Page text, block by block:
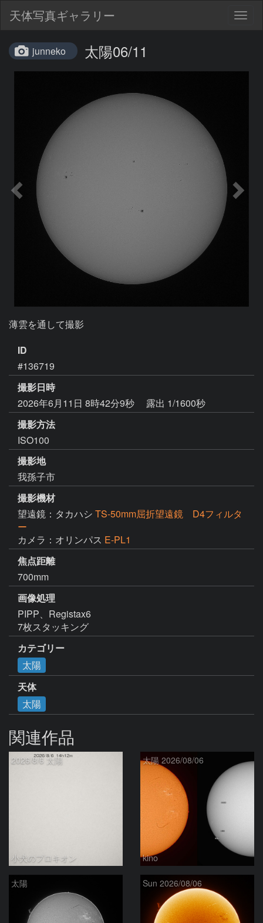
天体写真ギャラリー
junneko 太陽06/11
薄雲を通して撮影
ID
#136719
撮影日時
2026年6月11日 8時42分9秒
露出 1/1600秒
撮影方法
ISO100
撮影地
我孫子市
撮影機材
望遠鏡：タカハシ TS-50mm屈折望遠鏡 D4フィルタ
ー
カメラ：オリンパス E-PL1
焦点距離
700mm
画像処理
PIPP、Registax6
7枚スタッキング
カテゴリー
太陽
天体
太陽
関連作品
2026/8/6 太陽
小犬のプロキオン
太陽 2026/08/06
kino
太陽 Sun 2026/08/06